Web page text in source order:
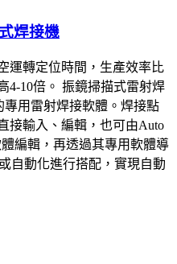
焊接機
運轉定位時間，生產效率比
4-10倍。 振鏡掃描式雷射焊
專用雷射焊接軟體。焊接點
接輸入、編輯，也可由Auto
編輯，再透過其專用軟體導
自動化進行搭配，實現自動